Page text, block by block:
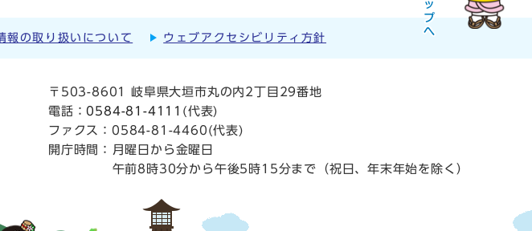
報の取り扱いについて ウェブアクセシビリティ方針
〒503-8601 岐阜県大垣市丸の内2丁目29番地
電話：0584-81-4111 (代表)
ファクス：0584-81-4460(代表)
開庁時間：
月曜日から金曜日
午前8時30分から午後5時15分まで（祝日、年末年始を除く）